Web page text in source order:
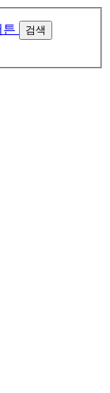
검색